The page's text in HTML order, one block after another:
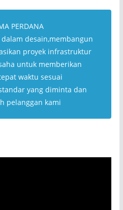
PERDANA
desain,membangun
proyek infrastruktur
untuk memberikan
waktu sesuai
yang diminta dan
pelanggan kami